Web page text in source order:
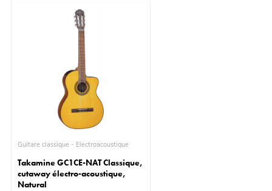
Guitare classique - Électroacoustique
Takamine GC1CE-NAT Classique,
cutaway électro-acoustique,
Natural